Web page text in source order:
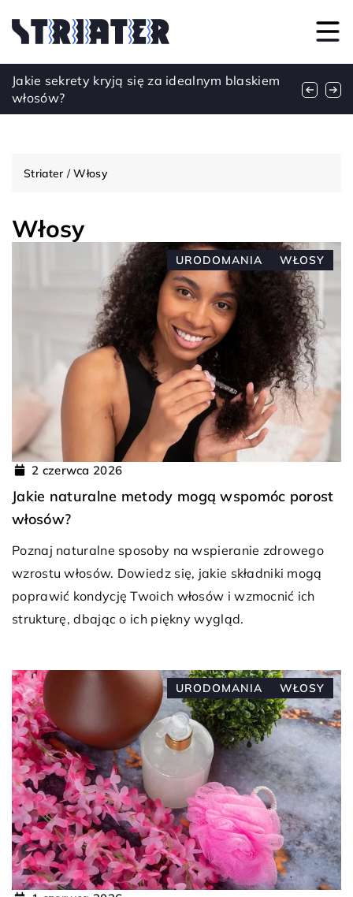
Jak stworzyć kapsułową garderobę na każdą
porę roku?
Jakie sekrety kryją się za idealnym blaskiem
włosów?
Naturalne Składniki w Produkcji Kosmetyków
– Klucz do Sukcesu na Rynku
Striater/Włosy
Włosy
URODOMANIA WŁOSY
2 czerwca 2026
Jakie naturalne metody mogą wspomóc porost
włosów?
Poznaj naturalne sposoby na wspieranie zdrowego
wzrostu włosów. Dowiedz się, jakie składniki mogą
poprawić kondycję Twoich włosów i wzmocnić ich
strukturę, dbając o ich piękny wygląd.
URODOMANIA WŁOSY